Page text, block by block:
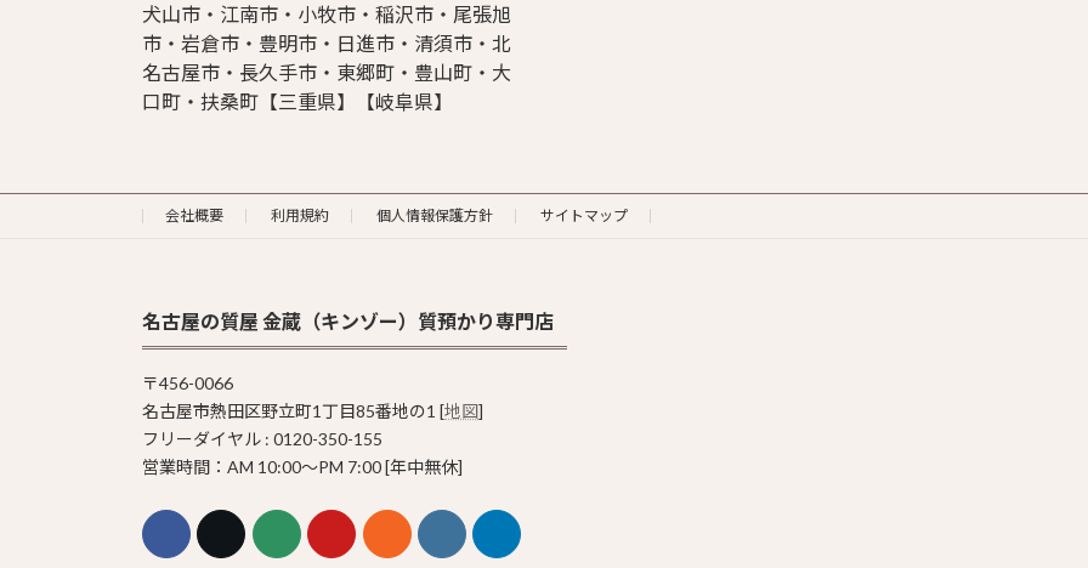
犬山市・江南市・小牧市・稲沢市・尾張旭
市・岩倉市・豊明市・日進市・清須市・北
名古屋市・長久手市・東郷町・豊山町・大
口町・扶桑町【三重県】【岐阜県】
会社概要 利用規約 個人情報保護方針 サイトマップ
名古屋の質屋 金蔵（キンゾー）質預かり専門店
〒456-0066
名古屋市熱田区野立町1丁目85番地の1 [地図]
フリーダイヤル : 0120-350-155
営業時間：AM 10:00〜PM 7:00 [年中無休]